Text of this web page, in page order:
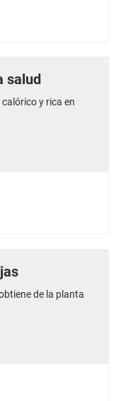
salud
y rica en
de la planta